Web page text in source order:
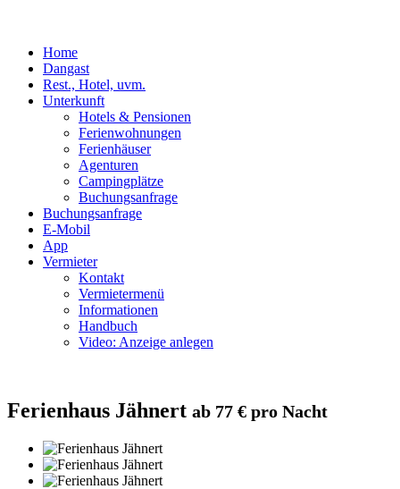
Home
Dangast
Rest., Hotel, uvm.
Unterkunft
Hotels & Pensionen
Ferienwohnungen
Ferienhäuser
Agenturen
Campingplätze
Buchungsanfrage
Buchungsanfrage
E-Mobil
App
Vermieter
Kontakt
Vermietermenü
Informationen
Handbuch
Video: Anzeige anlegen
Ferienhaus Jähnert ab 77 € pro Nacht